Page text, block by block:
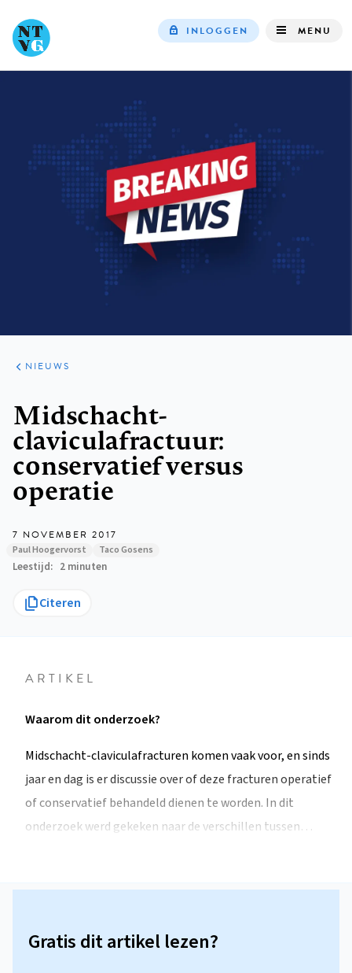
INLOGGEN MENU
ARTIKELEN
HET
KORT
NIEUWS
Midschacht-
claviculafractuur:
conservatief versus
operatie
7 NOVEMBER 2017
Paul Hoogervorst Taco Gosens
Leestijd 2 minuten
Citeren
ARTIKEL
Waarom dit onderzoek?
Midschacht-claviculafracturen komen vaak voor, en sinds
jaar en dag is er discussie over of deze fracturen operatief
of conservatief behandeld dienen te worden. In dit
onderzoek werd gekeken naar de verschillen tussen…
Gratis dit artikel lezen?